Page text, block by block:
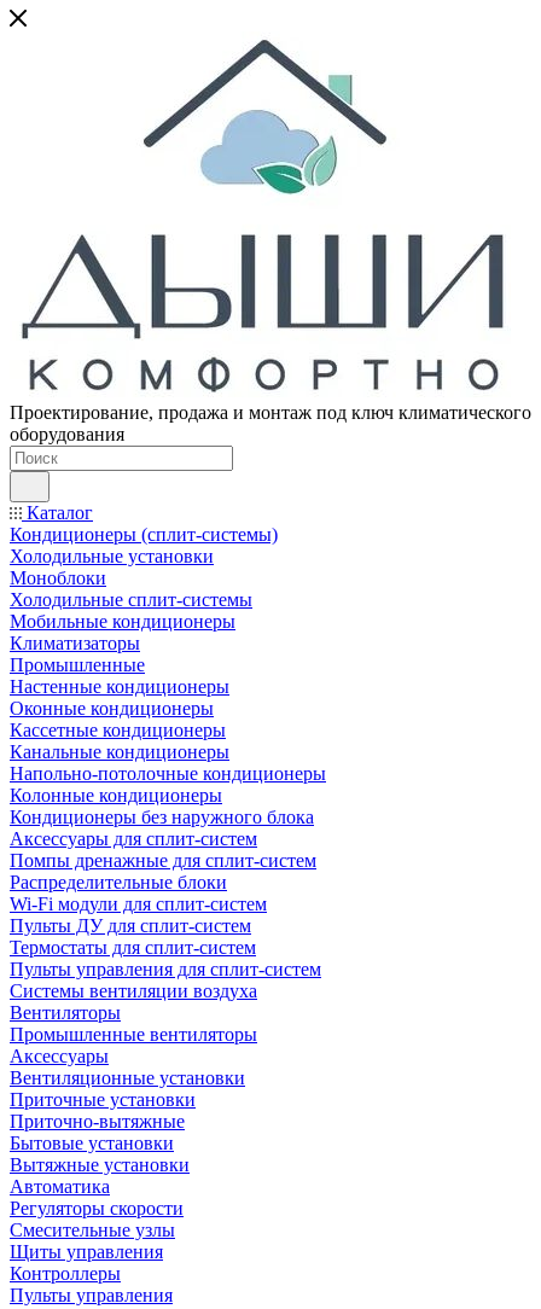
Проектирование, продажа и монтаж под ключ климатического
оборудования
Каталог
Кондиционеры (сплит-системы)
Холодильные установки
Моноблоки
Холодильные сплит-системы
Мобильные кондиционеры
Климатизаторы
Промышленные
Настенные кондиционеры
Оконные кондиционеры
Кассетные кондиционеры
Канальные кондиционеры
Напольно-потолочные кондиционеры
Колонные кондиционеры
Кондиционеры без наружного блока
Аксессуары для сплит-систем
Помпы дренажные для сплит-систем
Распределительные блоки
Wi-Fi модули для сплит-систем
Пульты ДУ для сплит-систем
Термостаты для сплит-систем
Пульты управления для сплит-систем
Системы вентиляции воздуха
Вентиляторы
Промышленные вентиляторы
Аксессуары
Вентиляционные установки
Приточные установки
Приточно-вытяжные
Бытовые установки
Вытяжные установки
Автоматика
Регуляторы скорости
Смесительные узлы
Щиты управления
Контроллеры
Пульты управления